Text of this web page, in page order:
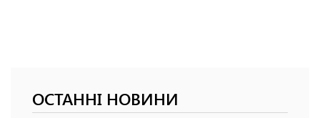
ОСТАННІ НОВИНИ